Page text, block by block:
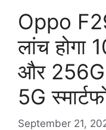
Oppo
लांच होगा
और
5G
September 21,